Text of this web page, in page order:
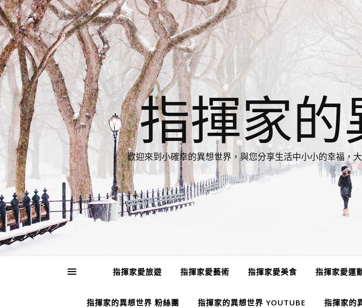
指揮家
歡迎來到小確幸的異想世界，與您分享生活中小小的幸福
指揮家愛旅遊 指揮家愛藝術 指揮家愛美食 指揮家愛運
指揮家的異想世界 粉絲團 指揮家的異想世界 YOUTUBE 指揮家的